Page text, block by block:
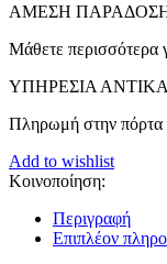
ΑMEΣΗ
Μάθετε περισσότερα
ΥΠΗΡΕΣΙΑ
Πληρωμή στην πόρτα
Add to wishlist
Κοινοποίηση:
Περιγραφή
Επιπλέον